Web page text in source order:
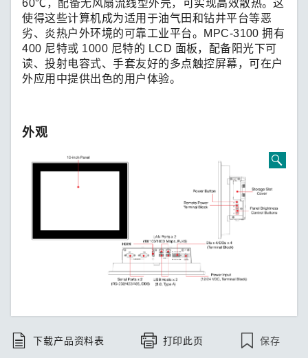
60℃，配备无风扇流线型外壳，可实现高效散热。这
使得这些计算机成为适用于油气田和钻井平台等恶
劣、炎热户外环境的可靠工业平台。MPC-3100 拥有
400 尼特或 1000 尼特的 LCD 面板，配备阳光下可
读、投射电容式、手套友好的多点触控屏幕，可在户
外应用中提供出色的用户体验。
外观
下载产品资料表 打印此页 保存